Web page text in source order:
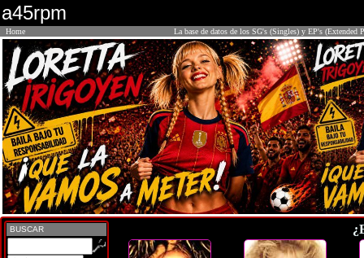
a45rpm
Home La base de datos de los SG's (Singles) y EP's (Extended
BUSCAR